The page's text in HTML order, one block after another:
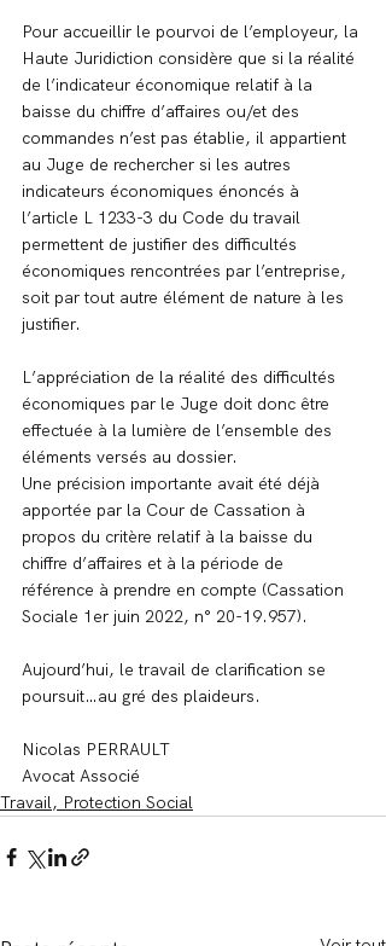
Pour accueillir le pourvoi de l’employeur, la
Haute Juridiction considère que si la réalité
de l’indicateur économique relatif à la
baisse du chiffre d’affaires ou/et des
commandes n’est pas établie, il appartient
au Juge de rechercher si les autres
indicateurs économiques énoncés à
l’article L 1233-3 du Code du travail
permettent de justifier des difficultés
économiques rencontrées par l’entreprise,
soit par tout autre élément de nature à les
justifier.
L’appréciation de la réalité des difficultés
économiques par le Juge doit donc être
effectuée à la lumière de l’ensemble des
éléments versés au dossier.
Une précision importante avait été déjà
apportée par la Cour de Cassation à
propos du critère relatif à la baisse du
chiffre d’affaires et à la période de
référence à prendre en compte (Cassation
Sociale 1er juin 2022, n° 20-19.957).
Aujourd’hui, le travail de clarification se
poursuit…au gré des plaideurs.
Nicolas PERRAULT
Avocat Associé
Travail, Protection Social